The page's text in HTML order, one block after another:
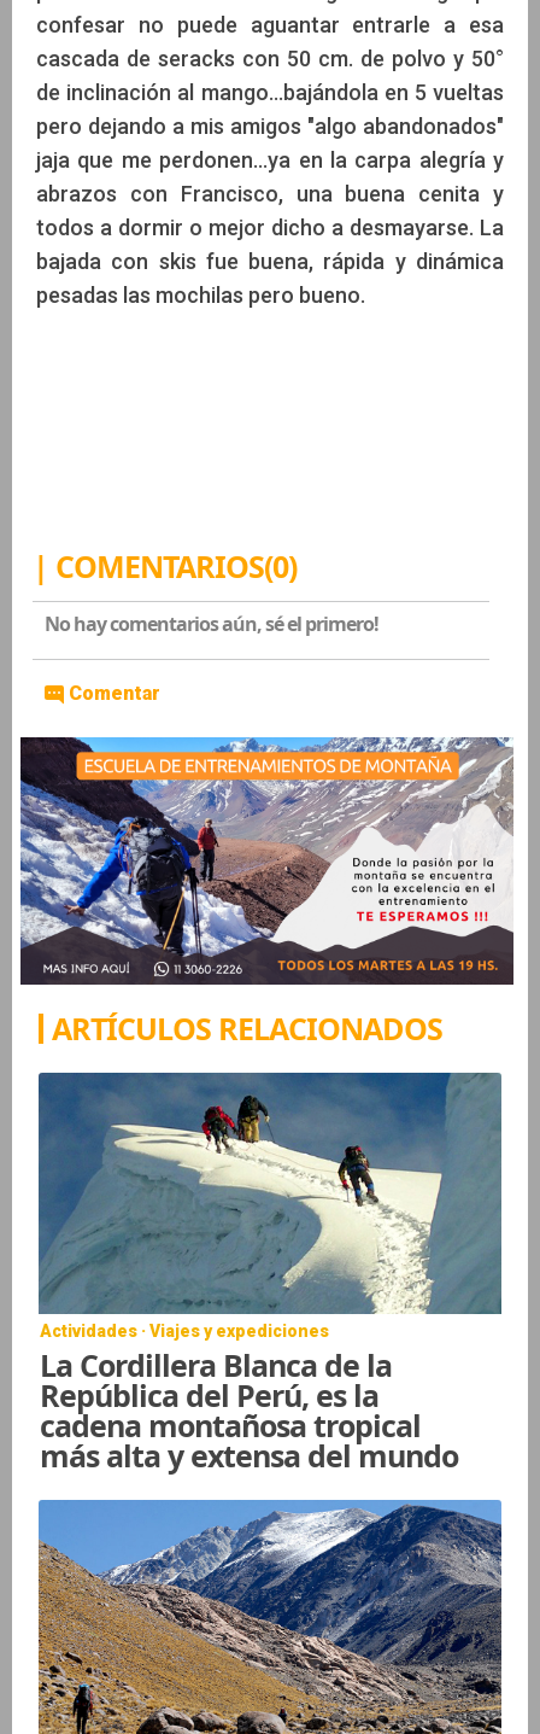
confesar no puede aguantar entrarle a esa
cascada de seracks con 50 cm. de polvo y 50°
de inclinación al mango...bajándola en 5 vueltas
pero dejando a mis amigos "algo abandonados"
jaja que me perdonen...ya en la carpa alegría y
abrazos con Francisco, una buena cenita y
todos a dormir o mejor dicho a desmayarse. La
bajada con skis fue buena, rápida y dinámica
pesadas las mochilas pero bueno.
| COMENTARIOS(0)
No hay comentarios aún, sé el primero!
Comentar
ARTÍCULOS RELACIONADOS
Actividades · Viajes y expediciones
La Cordillera Blanca de la
República del Perú, es la
cadena montañosa tropical
más alta y extensa del mundo